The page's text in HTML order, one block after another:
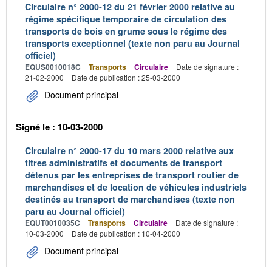
Circulaire n° 2000-12 du 21 février 2000 relative au
régime spécifique temporaire de circulation des
transports de bois en grume sous le régime des
transports exceptionnel (texte non paru au Journal
officiel)
EQUS0010018C Transports Circulaire
Date de signature :
21-02-2000
Date de publication : 25-03-2000
Document principal
Signé le : 10-03-2000
Circulaire n° 2000-17 du 10 mars 2000 relative aux
titres administratifs et documents de transport
détenus par les entreprises de transport routier de
marchandises et de location de véhicules industriels
destinés au transport de marchandises (texte non
paru au Journal officiel)
EQUT0010035C Transports Circulaire
Date de signature :
10-03-2000
Date de publication : 10-04-2000
Document principal